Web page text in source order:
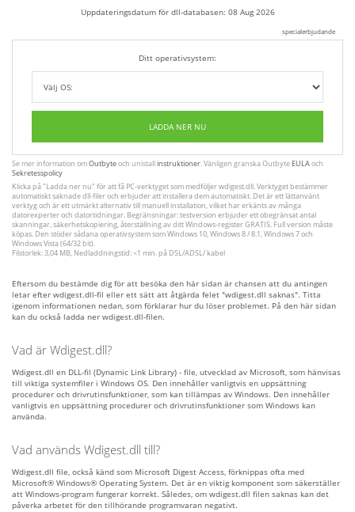
Uppdateringsdatum för dll-databasen: 08 Aug 2026
specialerbjudande
Ditt operativsystem:
LADDA NER NU
Se mer information omOutbyteoch unistallinstruktioner. Vänligen granska Outbyte EULAoch
Sekretesspolicy
Klicka på"Ladda ner nu" för att få PC-verktyget som medföljer wdigest.dll. Verktyget bestämmer
automatiskt saknade dll-filer och erbjuder att installera dem automatiskt. Det är ett lättanvänt
verktyg och är ett utmärkt alternativ till manuell installation, vilket har erkänts av många
datorexperter och datortidningar. Begränsningar: testversion erbjuder ett obegränsat antal
skanningar, säkerhetskopiering, återställning av ditt Windows-register GRATIS. Full version måste
köpas. Den stöder sådana operativsystem som Windows 10, Windows 8 / 8.1, Windows 7 och
Windows Vista (64/32 bit).
Filstorlek: 3,04 MB, Nedladdningstid: <1 min. på DSL/ADSL/ kabel
Eftersom du bestämde dig för att besöka den här sidan är chansen att du antingen
letar efter wdigest.dll-fil eller ett sätt att åtgärda felet "wdigest.dll saknas". Titta
igenom informationen nedan, som förklarar hur du löser problemet. På den här sidan
kan du också ladda ner wdigest.dll-filen.
Vad är Wdigest.dll?
Wdigest.dll en DLL-fil (Dynamic Link Library) - file, utvecklad av Microsoft, som hänvisas
till viktiga systemfiler i Windows OS. Den innehåller vanligtvis en uppsättning
procedurer och drivrutinsfunktioner, som kan tillämpas av Windows. Den innehåller
vanligtvis en uppsättning procedurer och drivrutinsfunktioner som Windows kan
använda.
Vad används Wdigest.dll till?
Wdigest.dll file, också känd som Microsoft Digest Access, förknippas ofta med
Microsoft® Windows® Operating System. Det är en viktig komponent som säkerställer
att Windows-program fungerar korrekt. Således, om wdigest.dll filen saknas kan det
påverka arbetet för den tillhörande programvaran negativt.